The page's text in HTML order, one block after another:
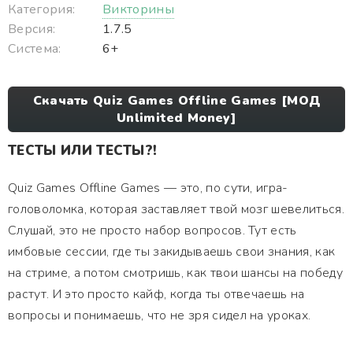
Категория:
Викторины
Версия:
1.7.5
Система:
6+
Скачать Quiz Games Offline Games [МОД
Unlimited Money]
ТЕСТЫ ИЛИ ТЕСТЫ?!
Quiz Games Offline Games — это, по сути, игра-
головоломка, которая заставляет твой мозг шевелиться.
Слушай, это не просто набор вопросов. Тут есть
имбовые сессии, где ты закидываешь свои знания, как
на стриме, а потом смотришь, как твои шансы на победу
растут. И это просто кайф, когда ты отвечаешь на
вопросы и понимаешь, что не зря сидел на уроках.